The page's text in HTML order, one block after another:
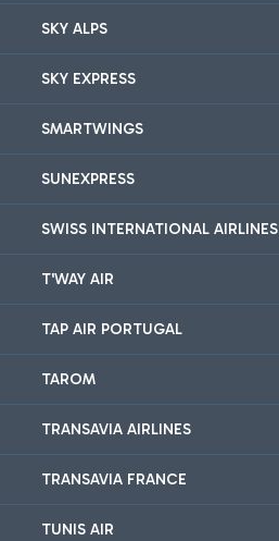
SKY ALPS
SKY EXPRESS
SMARTWINGS
SUNEXPRESS
SWISS INTERNATIONAL AIRLINES
T'WAY AIR
TAP AIR PORTUGAL
TAROM
TRANSAVIA AIRLINES
TRANSAVIA FRANCE
TUNIS AIR